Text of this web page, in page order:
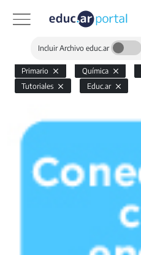
Incluir Archivo educ.ar
Primario Química
Tutoriales
Educ.ar